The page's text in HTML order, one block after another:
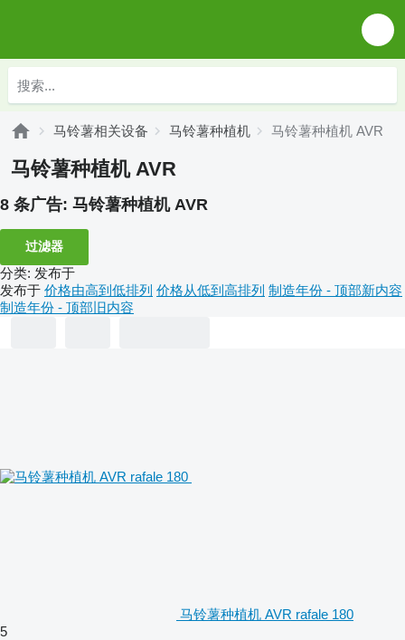
马铃薯相关设备 马铃薯种植机 马铃薯种植机 AVR
马铃薯种植机 AVR
8 条广告: 马铃薯种植机 AVR
过滤器
分类: 发布于
发布于 价格由高到低排列 价格从低到高排列 制造年份 - 顶部新内容
制造年份 - 顶部旧内容
马铃薯种植机 AVR rafale 180
5